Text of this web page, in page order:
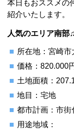
本日もおススメの
紹介いたします。
人気のエリア南部♫
所在地：宮崎
価格：820.000
土地面積：
地目：宅地
都市計画：市街
用途地域：